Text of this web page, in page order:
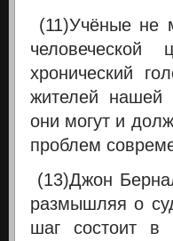
(11)Учёные не
хронический
жителей нашей
они могут и
проблем
(13)Джон
размышляя о
шаг состоит в